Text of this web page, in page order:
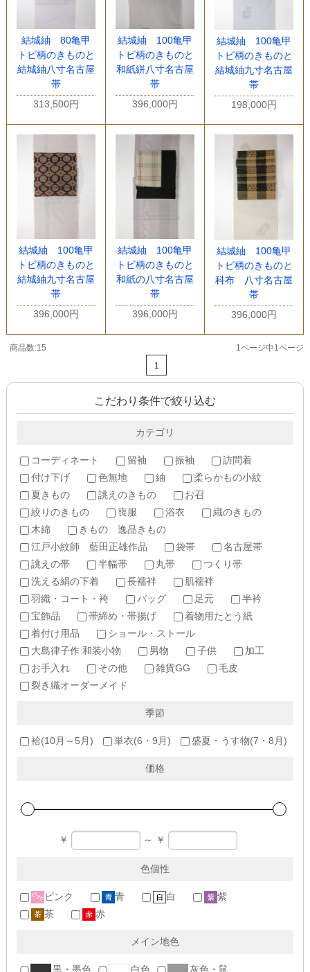
結城紬 80亀甲
トビ柄のきものと
結城紬八寸名古屋
帯
313,500円
結城紬 100亀甲
トビ柄のきものと
和紙絣八寸名古屋
帯
396,000円
結城紬 100亀甲
トビ柄のきものと
結城紬九寸名古屋
帯
198,000円
結城紬 100亀甲
トビ柄のきものと
結城紬九寸名古屋
帯
396,000円
結城紬 100亀甲
トビ柄のきものと
和紙の八寸名古屋
帯
396,000円
結城紬 100亀甲
トビ柄のきものと
科布 八寸名古屋
帯
396,000円
商品数:15
1ページ中1ページ
1
こだわり条件で絞り込む
カテゴリ
コーディネート 留袖 振袖
訪問着
付け下げ
色無地 紬
柔らかもの小紋
夏きもの
誂えのきもの
お召
絞りのきもの
喪服 浴衣
織のきもの
木綿
きもの 逸品きもの
江戸小紋師 藍田正雄作品
袋帯
名古屋帯
誂えの帯
半幅帯 丸帯
つくり帯
洗える絹の下着
長襦袢
肌襦袢
羽織・コート・袴
バッグ 足元
半衿
宝飾品
帯締め・帯揚げ
着物用たとう紙
着付け用品
ショール・ストール
大島律子作 和装小物
男物 子供
加工
お手入れ
その他 雑貨GG
毛皮
裂き織オーダーメイド
季節
袷(10月～5月) 単衣(6・9月) 盛夏・うす物(7・8月)
価格
￥ ～ ￥
色個性
ピンク 青 白
紫
茶
赤
メイン地色
黒・墨色 白色 灰色・鼠